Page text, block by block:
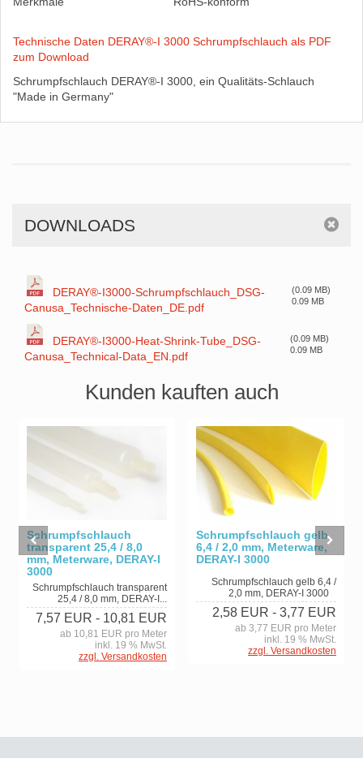
Technische Daten DERAY®-I 3000 Schrumpfschlauch als PDF
zum Download
Schrumpfschlauch DERAY®-I 3000, ein Qualitäts-Schlauch
"Made in Germany"
DOWNLOADS
DERAY®-I3000-Schrumpfschlauch_DSG-
Canusa_Technische-Daten_DE.pdf
(0.09 MB)
0.09 MB
DERAY®-I3000-Heat-Shrink-Tube_DSG-
Canusa_Technical-Data_EN.pdf
(0.09 MB)
0.09 MB
Kunden kauften auch
Schrumpfschlauch
transparent 25,4 / 8,0
mm, Meterware, DERAY-I
3000
Schrumpfschlauch transparent
25,4 / 8,0 mm, DERAY-I...
7,57 EUR - 10,81 EUR
ab 10,81 EUR pro Meter
inkl. 19 % MwSt.
zzgl. Versandkosten
Schrumpfschlauch gelb
6,4 / 2,0 mm, Meterware,
DERAY-I 3000
Schrumpfschlauch gelb 6,4 /
2,0 mm, DERAY-I 3000
2,58 EUR - 3,77 EUR
ab 3,77 EUR pro Meter
inkl. 19 % MwSt.
zzgl. Versandkosten